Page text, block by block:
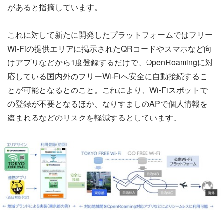
があると指摘しています。
これに対して新たに開発したプラットフォームではフリー
Wi-Fiの提供エリアに掲示されたQRコードやスマホなど向
けアプリなどから1度登録するだけで、OpenRoamingに対
応している国内外のフリーWi-Fiへ安全に自動接続するこ
とが可能となるとのこと。これにより、Wi-Fiスポットで
の登録が不要となるほか、なりすましのAPで個人情報を
盗まれるなどのリスクを軽減するとしています。